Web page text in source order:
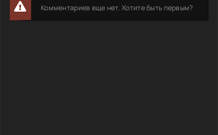
Комментариев еще нет. Хотите быть первым?